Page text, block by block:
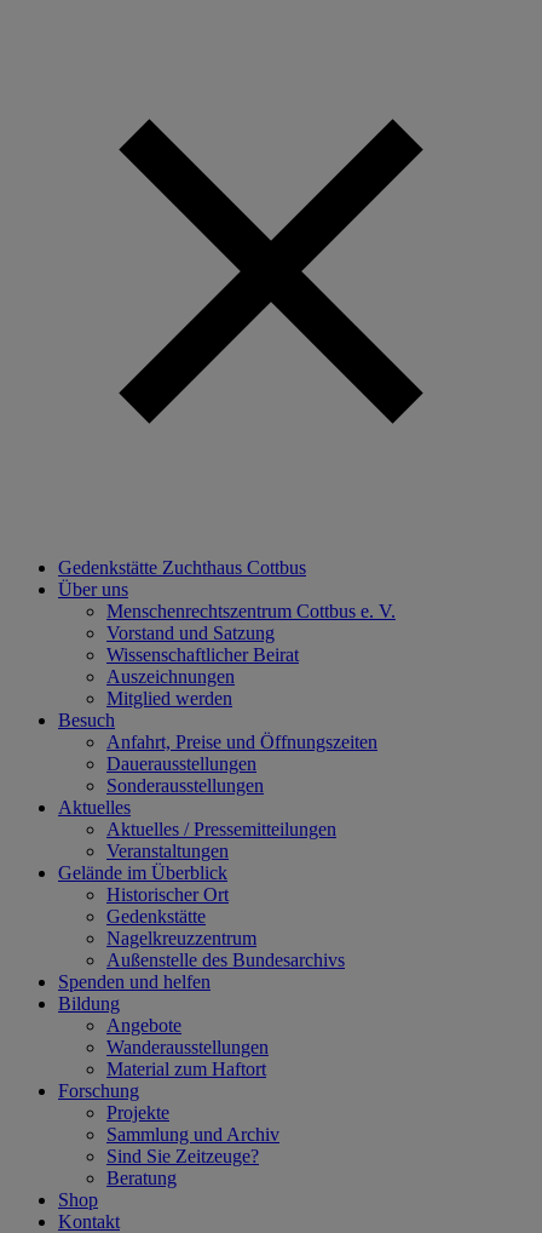
Gedenkstätte Zuchthaus Cottbus
Über uns
Menschenrechtszentrum Cottbus e. V.
Vorstand und Satzung
Wissenschaftlicher Beirat
Auszeichnungen
Mitglied werden
Besuch
Anfahrt, Preise und Öffnungszeiten
Dauerausstellungen
Sonderausstellungen
Aktuelles
Aktuelles / Pressemitteilungen
Veranstaltungen
Gelände im Überblick
Historischer Ort
Gedenkstätte
Nagelkreuzzentrum
Außenstelle des Bundesarchivs
Spenden und helfen
Bildung
Angebote
Wanderausstellungen
Material zum Haftort
Forschung
Projekte
Sammlung und Archiv
Sind Sie Zeitzeuge?
Beratung
Shop
Kontakt